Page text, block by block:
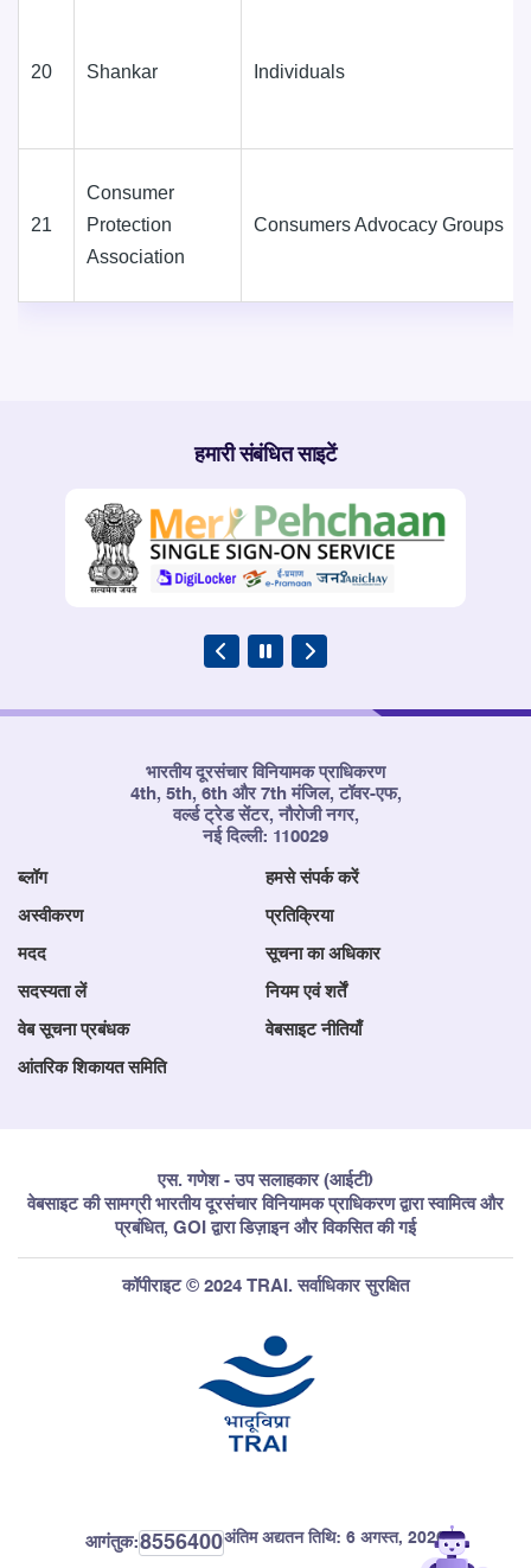
20 Shankar Individuals
21
Consumer
Protection
Association
Consumers Advocacy Groups
हमारी संबंधित साइटें
भारतीय दूरसंचार विनियामक प्राधिकरण
4th, 5th, 6th और 7th मंजिल, टॉवर-एफ,
वर्ल्ड ट्रेड सेंटर, नौरोजी नगर,
नई दिल्ली: 110029
ब्लॉग हमसे संपर्क करें
अस्वीकरण प्रतिक्रिया
मदद सूचना का अधिकार
सदस्यता लें नियम एवं शर्तें
वेब सूचना प्रबंधक वेबसाइट नीतियाँ
आंतरिक शिकायत समिति
एस. गणेश - उप सलाहकार (आईटी)
वेबसाइट की सामग्री भारतीय दूरसंचार विनियामक प्राधिकरण द्वारा स्वामित्व और
प्रबंधित, GOI द्वारा डिज़ाइन और विकसित की गई
कॉपीराइट © 2024 TRAI. सर्वाधिकार सुरक्षित
आगंतुक:8556400अंतिम अद्यतन तिथि: 6 अगस्त, 2026